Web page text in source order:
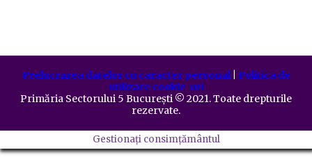
Prelucrarea datelor cu caracter personal| Politica de
utilizare cookie-uri
Primăria Sectorului 5 București ©️ 2021. Toate drepturile
rezervate.
Gestionați consimțământul